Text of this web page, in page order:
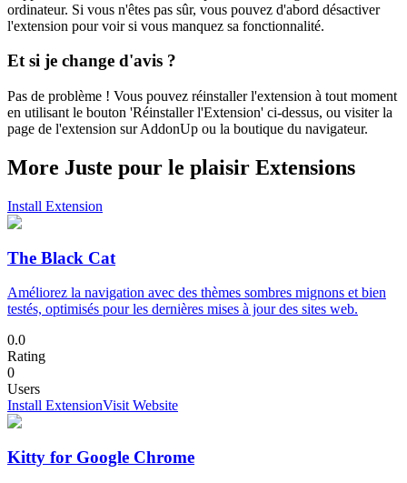
ordinateur. Si vous n'êtes pas sûr, vous pouvez d'abord désactiver
l'extension pour voir si vous manquez sa fonctionnalité.
Et si je change d'avis ?
Pas de problème ! Vous pouvez réinstaller l'extension à tout moment
en utilisant le bouton 'Réinstaller l'Extension' ci-dessus, ou visiter la
page de l'extension sur AddonUp ou la boutique du navigateur.
More Juste pour le plaisir Extensions
Install Extension
The Black Cat
Améliorez la navigation avec des thèmes sombres mignons et bien
testés, optimisés pour les dernières mises à jour des sites web.
0.0
Rating
0
Users
Install ExtensionVisit Website
Kitty for Google Chrome